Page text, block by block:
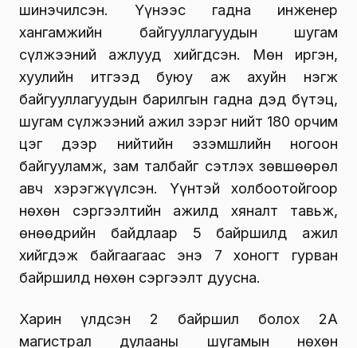
шинэчилсэн. Үүнээс гадна инженер
хангамжийн байгууллагуудын шугам
сүлжээний ажлууд хийгдсэн. Мөн иргэн,
хуулийн итгээд буюу аж ахуйн нэгж
байгууллагуудын барилгын гадна дэд бүтэц,
шугам сүлжээний ажил зэрэг нийт 180 орчим
цэг дээр нийтийн эзэмшлийн ногоон
байгууламж, зам талбайг сэтлэх зөвшөөрөл
авч хэрэгжүүлсэн. Үүнтэй холбоотойгоор
нөхөн сэргээлтийн ажилд хяналт тавьж,
өнөөдрийн байдлаар 5 байршилд ажил
хийгдэж байгаагаас энэ 7 хоногт гурван
байршилд нөхөн сэргээлт дуусна.
Харин үлдсэн 2 байршил болох 2А
магистрал дулааны шугамын нөхөн